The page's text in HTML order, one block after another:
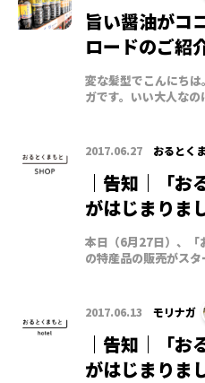
旨い醤油がコ
ロードのご紹
変な髪型でこんにち
ガです。いい大人な
2017.06.27 おるとく
｜告知｜「お
がはじまりま
本日（6月27日）、「
の特産品の販売がス
2017.06.13 モリナガ
｜告知｜「お
がはじまりま